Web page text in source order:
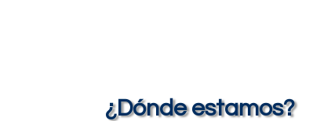
¿Dónde estamos?